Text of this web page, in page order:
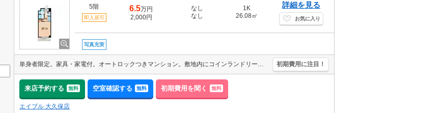
5階
即入居可
6.5万円
2,000円
なし
なし
1K
26.08㎡
詳細を見る
お気に入り
写真充実
単身者限定。家具・家電付。オートロックつきマンション。敷地内にコインランドリーあり。南向きで日当り良好。水道料金月3,000円。駐輪場月1,100円。 初期費用に注目！
来店予約する 無料 空室確認する 無料 初期費用を聞く 無料
エイブル 大久保店